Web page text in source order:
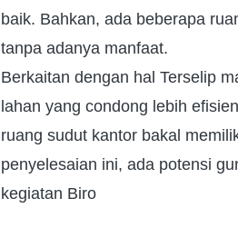
baik. Bahkan, ada beberapa
tanpa adanya manfaat.
Berkaitan dengan hal Terselip
lahan yang condong lebih
ruang sudut kantor bakal
penyelesaian ini, ada potensi
kegiatan Biro